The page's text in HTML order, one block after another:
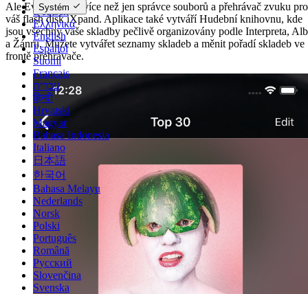
Deutsch
Ελληνικά
English
Español
Suomi
Français
עברית
हिन्दी
Hrvatski
Magyar
Bahasa Indonesia
Italiano
日本語
한국어
Bahasa Melayu
Nederlands
Norsk
Polski
Português
Română
Русский
Slovenčina
Svenska
Systém
Ale Evermusic je více než jen správce souborů a přehrávač zvuku pro
váš flash disk iXpand. Aplikace také vytváří Hudební knihovnu, kde
jsou všechny vaše skladby pečlivě organizovány podle Interpreta,
a Žánru. Můžete vytvářet seznamy skladeb a měnit pořadí skladeb ve
frontě přehrávače.